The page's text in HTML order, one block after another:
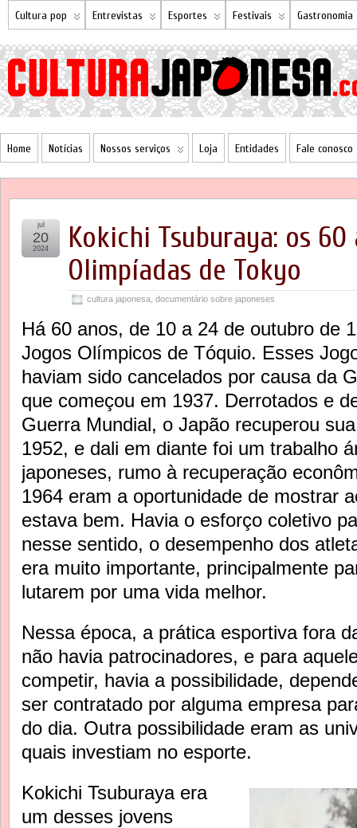
Cultura pop Entrevistas Esportes Festivais Gastronomia
Home Notícias Nossos serviços Loja Entidades Fale conosco
Kokichi Tsuburaya: os 60
Olimpíadas de Tokyo
cultura japonesa documentário sobre japoneses
jul
20
2024
Há 60 anos, de 10 a 24 de outubro de
Jogos Olímpicos de Tóquio. Esses
haviam sido cancelados por causa da
que começou em 1937. Derrotados e
Guerra Mundial, o Japão recuperou
1952, e dali em diante foi um trabalho
japoneses, rumo à recuperação
1964 eram a oportunidade de mostrar
estava bem. Havia o esforço coletivo
nesse sentido, o desempenho dos
era muito importante, principalmente
lutarem por uma vida melhor.
Nessa época, a prática esportiva fora
não havia patrocinadores, e para
competir, havia a possibilidade,
ser contratado por alguma empresa
do dia. Outra possibilidade eram as
quais investiam no esporte.
Kokichi Tsuburaya era
um desses jovens